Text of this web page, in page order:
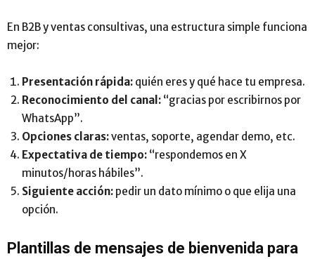
En B2B y ventas consultivas, una estructura simple funciona
mejor:
Presentación rápida: quién eres y qué hace tu empresa.
Reconocimiento del canal: “gracias por escribirnos por
WhatsApp”.
Opciones claras:ventas, soporte, agendar demo, etc.
Expectativa de tiempo: “respondemos en X
minutos/horas hábiles”.
Siguiente acción: pedir un dato mínimo o que elija una
opción.
Plantillas de mensajes de bienvenida para